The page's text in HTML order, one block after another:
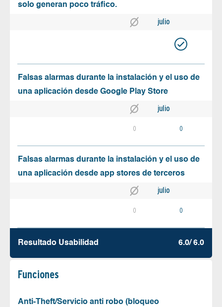
solo generan poco tráfico.
julio
Falsas alarmas durante la instalación y el uso de
una aplicación desde Google Play Store
julio
0 0
Falsas alarmas durante la instalación y el uso de
una aplicación desde app stores de terceros
julio
0 0
Resultado Usabilidad 6.0/ 6.0
Funciones
Anti-Theft/Servicio anti robo (bloqueo